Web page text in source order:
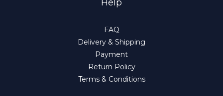
Help
FAQ
Delivery & Shipping
Payment
Return Policy
Terms & Conditions